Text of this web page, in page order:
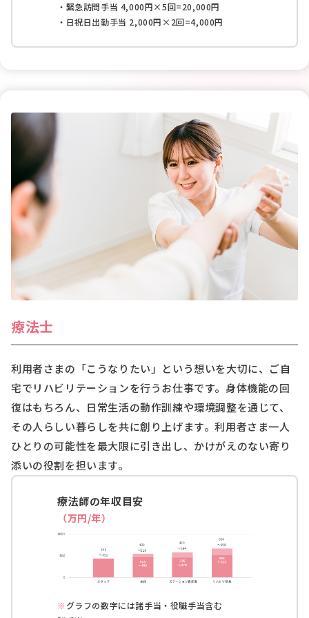
・緊急訪問手当 4,000円×5回=20,000円
・日祝日出勤手当 2,000円×2回=4,000円
療法士
利用者さまの「こうなりたい」という想いを大切に、ご自
宅でリハビリテーションを行うお仕事です。身体機能の回
復はもちろん、日常生活の動作訓練や環境調整を通じて、
その人らしい暮らしを共に創り上げます。利用者さま一人
ひとりの可能性を最大限に引き出し、かけがえのない寄り
添いの役割を担います。
療法師の年収目安
（万円/年）
※グラフの数字には諸手当・役職手当含む